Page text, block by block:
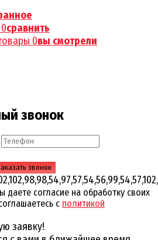
0сравнить
0вы смотрели
звонок
даете согласие на обработку своих
с политикой
заявку!